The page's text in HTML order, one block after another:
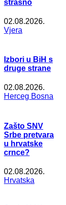
strašno
02.08.2026.
Vjera
Izbori u BiH s
druge strane
02.08.2026.
Herceg Bosna
Zašto SNV
Srbe pretvara
u hrvatske
crnce?
02.08.2026.
Hrvatska